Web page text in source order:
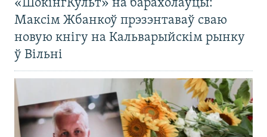
«ШокінгКульт» на барахолаўцы:
Максім Жбанкоў прэзэнтаваў сваю
новую кнігу на Кальварыйскім рынку
ў Вільні